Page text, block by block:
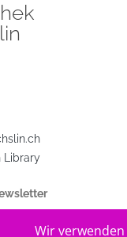
Library
Wir